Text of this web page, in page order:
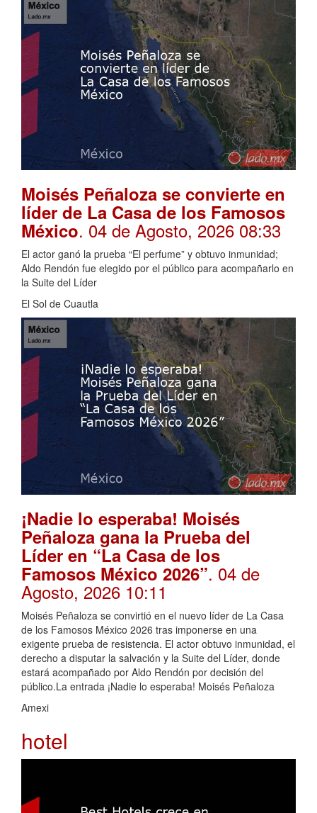
Moisés Peñaloza se convierte en
líder de La Casa de los Famosos
México. 04 de Agosto, 2026 08:33
El actor ganó la prueba “El perfume” y obtuvo inmunidad;
Aldo Rendón fue elegido por el público para acompañarlo en
la Suite del Líder
El Sol de Cuautla
¡Nadie lo esperaba! Moisés
Peñaloza gana la Prueba del
Líder en “La Casa de los
Famosos México 2026”. 04 de
Agosto, 2026 10:11
Moisés Peñaloza se convirtió en el nuevo líder de La Casa
de los Famosos México 2026 tras imponerse en una
exigente prueba de resistencia. El actor obtuvo inmunidad, el
derecho a disputar la salvación y la Suite del Líder, donde
estará acompañado por Aldo Rendón por decisión del
público.La entrada ¡Nadie lo esperaba! Moisés Peñaloza
Amexi
hotel